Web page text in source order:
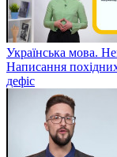
Українська мова.
Написання
дефіс